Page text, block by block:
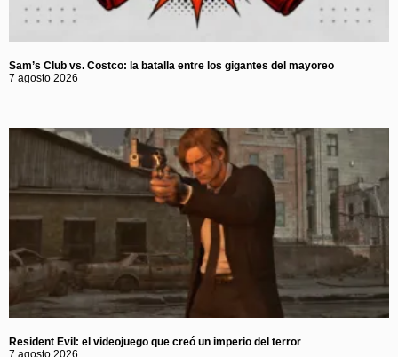
Sam’s Club vs. Costco: la batalla entre los gigantes del mayoreo
7 agosto 2026
Resident Evil: el videojuego que creó un imperio del terror
7 agosto 2026